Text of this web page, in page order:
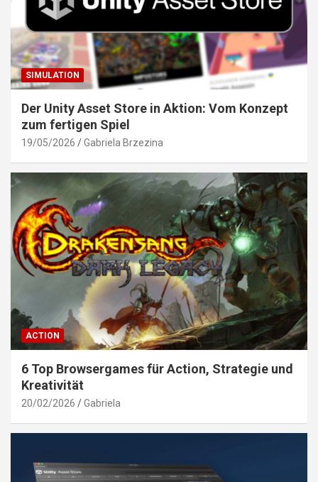
SIMULATION
Der Unity Asset Store in Aktion: Vom Konzept
zum fertigen Spiel
19/05/2026 Gabriela Brzezina
ACTION
6 Top Browsergames für Action, Strategie und
Kreativität
20/02/2026 Gabriela